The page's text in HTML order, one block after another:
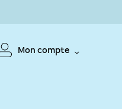
Mon compte